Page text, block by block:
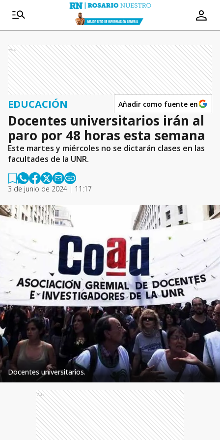
Ads
EDUCACIÓN Añadir como fuente en
Docentes universitarios irán al
paro por 48 horas esta semana
Este martes y miércoles no se dictarán clases en las
facultades de la UNR.
3 de junio de 2024 | 11:17
Docentes universitarios.
Ads